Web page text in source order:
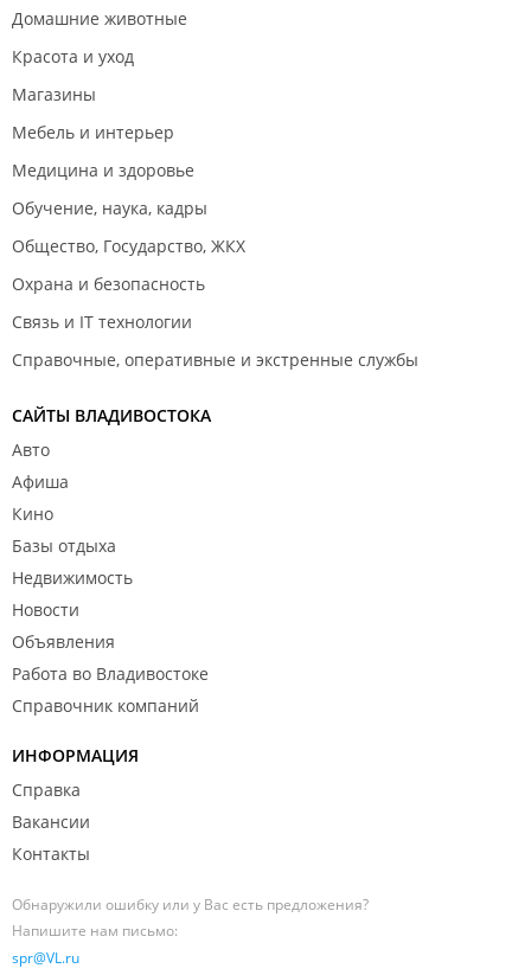
Домашние животные
Красота и уход
Магазины
Мебель и интерьер
Медицина и здоровье
Обучение, наука, кадры
Общество, Государство, ЖКХ
Охрана и безопасность
Связь и IT технологии
Справочные, оперативные и экстренные службы
САЙТЫ ВЛАДИВОСТОКА
Авто
Афиша
Кино
Базы отдыха
Недвижимость
Новости
Объявления
Работа во Владивостоке
Справочник компаний
ИНФОРМАЦИЯ
Справка
Вакансии
Контакты
Обнаружили ошибку или у Вас есть предложения?
Напишите нам письмо:
spr@VL.ru